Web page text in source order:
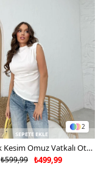
2
SEPETE EKLE
Asimetrik Kesim Omuz Vatkalı Ottoman Bluz Beyaz 2119
₺499,99
₺599,99